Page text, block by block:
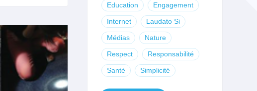
Education Engagement
Internet Laudato Si
Médias Nature
Respect Responsabilité
Santé Simplicité